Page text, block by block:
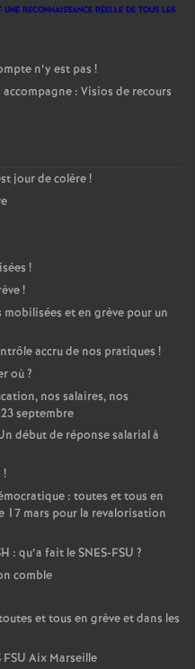
reconnaissance réelle de tous les
n’y est pas !
: Visios de recours
jour de colère!
!
!
et en grève pour un
accru de nos pratiques !
où?
nos salaires, nos
septembre
début de réponse salarial à
!
: toutes et tous en
17 mars pour la revalorisation
: qu’a fait le SNES-FSU ?
comble
et tous en grève et dans les
Aix Marseille